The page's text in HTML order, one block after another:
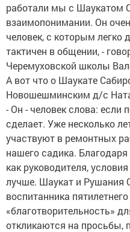
работали мы с Шаукатом
взаимопонимании. Он
человек, с которым легко
тактичен в общении, -
Черемуховской школы
А вот что о Шаукате
Новошешминским д/с
- Он - человек слова: если
сделает. Уже несколько
участвуют в ремонтных
нашего садика.
как руководителя,
лучше. Шаукат и Рушания
воспитанника
«благотворительность»
откликаются на